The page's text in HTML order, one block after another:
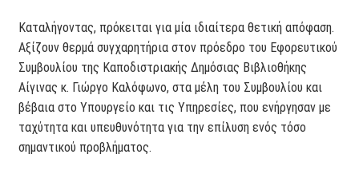
Καταλήγοντας, πρόκειται για μία ιδιαίτερα θετική απόφαση.
Αξίζουν θερμά συγχαρητήρια στον πρόεδρο του Εφορευτικού
Συμβουλίου της Καποδιστριακής Δημόσιας Βιβλιοθήκης
Αίγινας κ. Γιώργο Καλόφωνο, στα μέλη του Συμβουλίου και
βέβαια στο Υπουργείο και τις Υπηρεσίες, που ενήργησαν με
ταχύτητα και υπευθυνότητα για την επίλυση ενός τόσο
σημαντικού προβλήματος.